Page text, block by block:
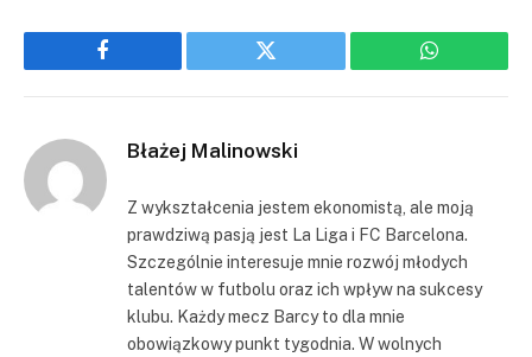
Facebook Twitter WhatsApp
Błażej Malinowski
Z wykształcenia jestem ekonomistą, ale moją
prawdziwą pasją jest La Liga i FC Barcelona.
Szczególnie interesuje mnie rozwój młodych
talentów w futbolu oraz ich wpływ na sukcesy
klubu. Każdy mecz Barcy to dla mnie
obowiązkowy punkt tygodnia. W wolnych